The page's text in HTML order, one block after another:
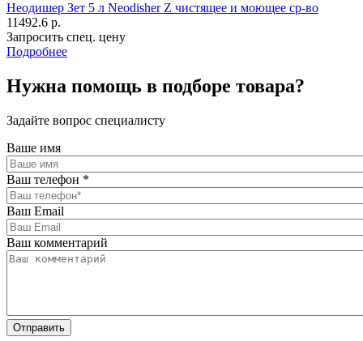
Неодишер Зет 5 л Neodisher Z чистящее и моющее ср-во
11492.6 р.
Запросить спец. цену
Подробнее
Нужна помощь в подборе товара?
Задайте вопрос специалисту
Ваше имя
Ваш телефон *
Ваш Email
Ваш комментарий